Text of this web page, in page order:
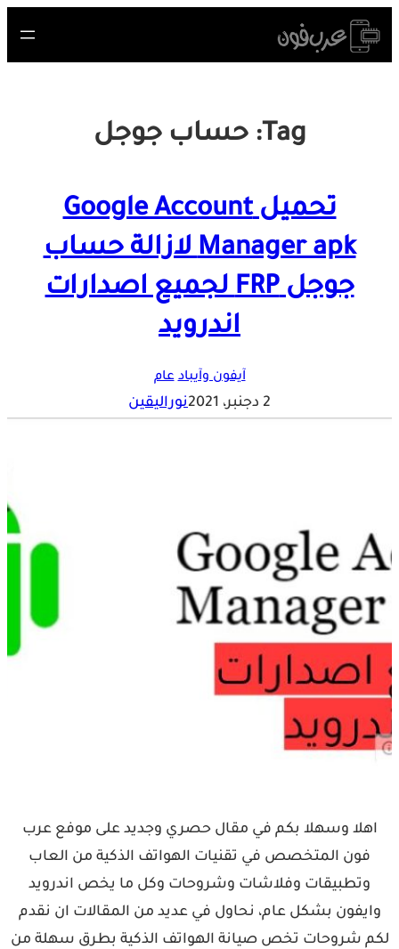
Skip
to
Tag: حساب جوجل
تحميل Google Account
Manager apk لازالة حساب
جوجل FRP لجميع اصدارات
اندرويد
آيفون وآيباد عام
2 دجنبر، 2021 نوراليقين
اهلا وسهلا بكم في مقال حصري وجديد على موفع عرب
فون المتخصص في تقنيات الهواتف الذكية من العاب
وتطبيقات وفلاشات وشروحات وكل ما يخص اندرويد
وايفون بشكل عام، نحاول في عديد من المقالات ان نقدم
لكم شروحات تخص صيانة الهواتف الذكية بطرق سهلة من